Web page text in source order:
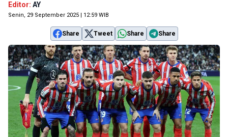
Editor: AY
Senin, 29 September 2025 | 12:59 WIB
Share Tweet Share Share